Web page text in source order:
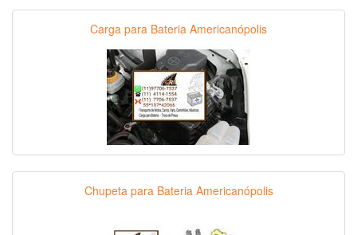
Carga para Bateria Americanópolis
Chupeta para Bateria Americanópolis